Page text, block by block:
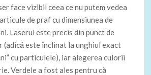
face vizibil ceea ce nu putem vedea
de praf cu dimensiunea de
Laserul este precis din punct de
(adică este înclinat la unghiul exact
cu particulele), iar alegerea culorii
Verdele a fost ales pentru că